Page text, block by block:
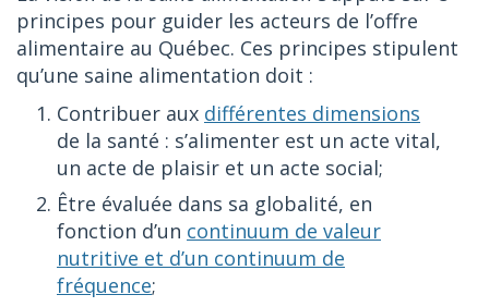
principes pour guider les acteurs de l’offre
alimentaire au Québec. Ces principes stipulent
qu’une saine alimentation doit :
Contribuer aux différentes dimensions
de la santé : s’alimenter est un acte vital,
un acte de plaisir et un acte social;
Être évaluée dans sa globalité, en
fonction d’un continuum de valeur
nutritive et d’un continuum de
fréquence;